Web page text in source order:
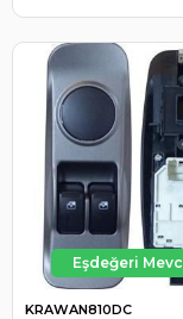
KRAWAN810DC